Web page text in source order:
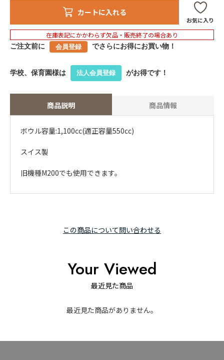
カートに入れる
お気に入り
在庫表記にかかわらず欠品・販売終了の場合あり
ご注文前に 会員登録 でさらにお得にお買い物！
学校、保育園様は 法人会員登録 がお得です！
商品説明 商品情報
ボウル容量:1,100cc(適正容量550cc)
スイス製
旧機種M200でも使用できます。
この商品について問い合わせる
Your Viewed
最近見た商品
最近見た商品がありません。